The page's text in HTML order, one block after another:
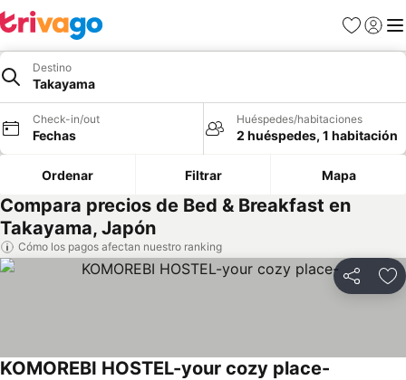
Favoritos
Iniciar
Destino
Takayama
Check-in/out
Fechas
Huéspedes/habitaciones
2 huéspedes, 1 habitación
Ordenar Filtrar Mapa
Compara precios de Bed & Breakfast en
Takayama, Japón
Cómo los pagos afectan nuestro ranking
Compartir
KOMOREBI HOSTEL-your cozy place-